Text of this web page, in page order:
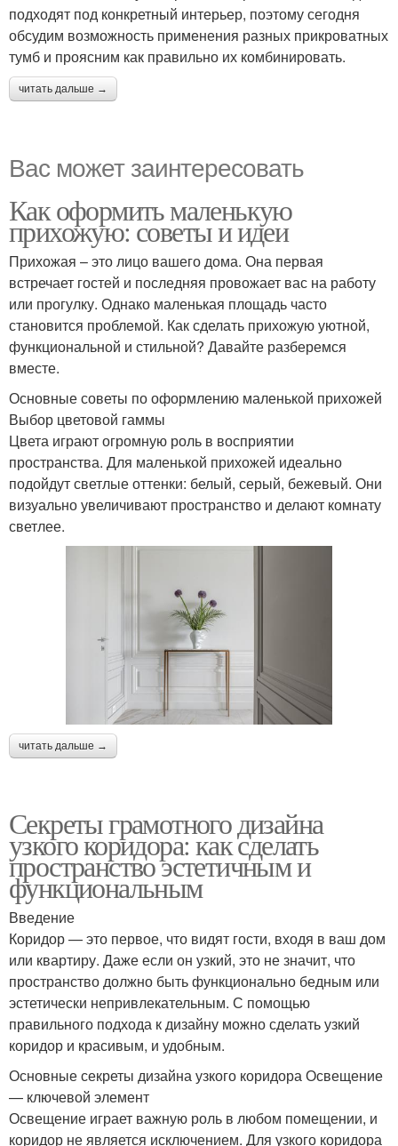
подходят под конкретный интерьер, поэтому сегодня
обсудим возможность применения разных прикроватных
тумб и проясним как правильно их комбинировать.
читать дальше →
Вас может заинтересовать
Как оформить маленькую
прихожую: советы и идеи
Прихожая – это лицо вашего дома. Она первая
встречает гостей и последняя провожает вас на работу
или прогулку. Однако маленькая площадь часто
становится проблемой. Как сделать прихожую уютной,
функциональной и стильной? Давайте разберемся
вместе.
Основные советы по оформлению маленькой прихожей
Выбор цветовой гаммы
Цвета играют огромную роль в восприятии
пространства. Для маленькой прихожей идеально
подойдут светлые оттенки: белый, серый, бежевый. Они
визуально увеличивают пространство и делают комнату
светлее.
читать дальше →
Секреты грамотного дизайна
узкого коридора: как сделать
пространство эстетичным и
функциональным
Введение
Коридор — это первое, что видят гости, входя в ваш дом
или квартиру. Даже если он узкий, это не значит, что
пространство должно быть функционально бедным или
эстетически непривлекательным. С помощью
правильного подхода к дизайну можно сделать узкий
коридор и красивым, и удобным.
Основные секреты дизайна узкого коридора Освещение
— ключевой элемент
Освещение играет важную роль в любом помещении, и
коридор не является исключением. Для узкого коридора